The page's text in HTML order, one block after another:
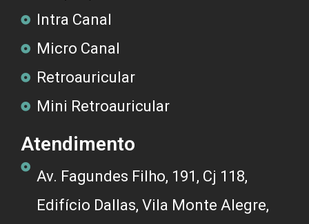
Intra Canal
Micro Canal
Retroauricular
Mini Retroauricular
Atendimento
Av. Fagundes Filho, 191, Cj 118,
Edifício Dallas, Vila Monte Alegre,